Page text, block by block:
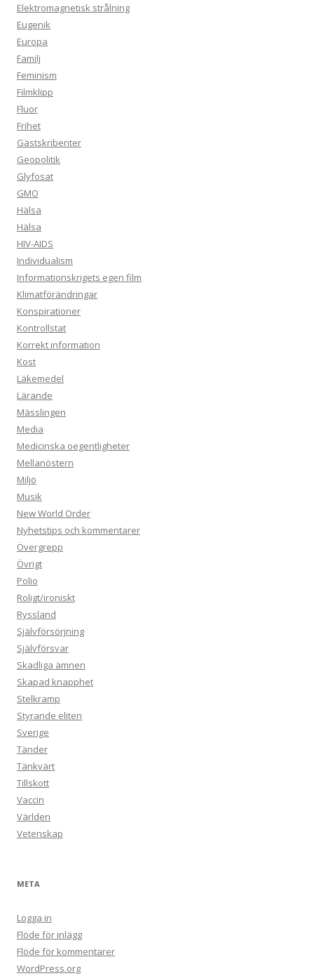
Elektromagnetisk strålning
Eugenik
Europa
Familj
Feminism
Filmklipp
Fluor
Frihet
Gästskribenter
Geopolitik
Glyfosat
GMO
Hälsa
Hälsa
HIV-AIDS
Individualism
Informationskrigets egen film
Klimatförändringar
Konspirationer
Kontrollstat
Korrekt information
Kost
Läkemedel
Lärande
Mässlingen
Media
Medicinska oegentligheter
Mellanöstern
Miljö
Musik
New World Order
Nyhetstips och kommentarer
Övergrepp
Övrigt
Polio
Roligt/ironiskt
Ryssland
Självförsörjning
Självförsvar
Skadliga ämnen
Skapad knapphet
Stelkramp
Styrande eliten
Sverige
Tänder
Tänkvärt
Tillskott
Vaccin
Världen
Vetenskap
META
Logga in
Flöde för inlägg
Flöde för kommentarer
WordPress.org